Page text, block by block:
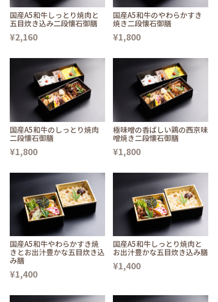
国産A5和牛しっとり焼肉と
五目炊き込み二段懐石御膳
¥2,160
国産A5和牛のやわらかすき
焼き二段懐石御膳
¥1,800
国産A5和牛のしっとり焼肉
二段懐石御膳
¥1,800
極味噌の香ばしい鶏の西京味
噌焼き二段懐石御膳
¥1,800
国産A5和牛やわらかすき焼
きとお出汁豊かな五目炊き込
み膳
¥1,400
国産A5和牛しっとり焼肉と
お出汁豊かな五目炊き込み膳
¥1,400